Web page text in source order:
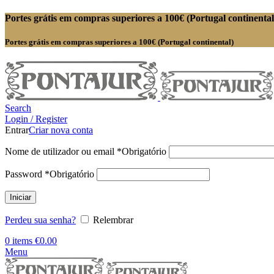
Portes grátis em compras superiores a 100€ (Portugal
Portes grátis em compras superiores a 100€ (Portugal continental)
Search
Login / Register
EntrarCriar nova conta
Nome de utilizador ou email *Obrigatório
Password *Obrigatório
Iniciar
Perdeu sua senha?
Relembrar
0 items €0.00
Menu